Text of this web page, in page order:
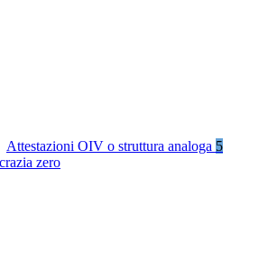
Attestazioni OIV o struttura analoga 5
zero